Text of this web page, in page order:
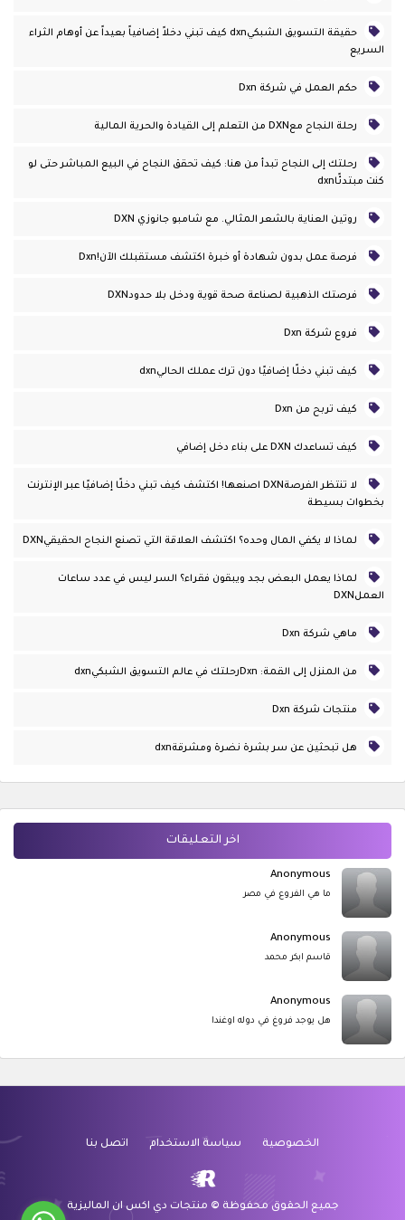
حقيقة التسويق الشبكيdxn كيف تبني دخلاً إضافياً بعيداً عن أوهام الثراء
السريع
حكم العمل في شركة Dxn
رحلة النجاح معDXN من التعلم إلى القيادة والحرية المالية
رحلتك إلى النجاح تبدأ من هنا: كيف تحقق النجاح في البيع المباشر حتى لو
كنت مبتدئًاdxn
روتين العناية بالشعر المثالي. مع شامبو جانوزي DXN
فرصة عمل بدون شهادة أو خبرة اكتشف مستقبلك الآن!dxn
فرصتك الذهبية لصناعة صحة قوية ودخل بلا حدودDXN
فروع شركة Dxn
كيف تبني دخلًا إضافيًا دون ترك عملك الحاليdxn
كيف تربح من Dxn
كيف تساعدك DXN على بناء دخل إضافي
لا تنتظر الفرصةDXN اصنعها! اكتشف كيف تبني دخلًا إضافيًا عبر الإنترنت
بخطوات بسيطة
لماذا لا يكفي المال وحده؟ اكتشف العلاقة التي تصنع النجاح الحقيقيDXN
لماذا يعمل البعض بجد ويبقون فقراء؟ السر ليس في عدد ساعات
العملDXN
ماهي شركة Dxn
من المنزل إلى القمة: Dxnرحلتك في عالم التسويق الشبكيdxn
منتجات شركة Dxn
هل تبحثين عن سر بشرة نضرة ومشرقةdxn
اخر التعليقات
Anonymous
ما هي الفروع في مصر
Anonymous
قاسم ابكر محمد
Anonymous
هل يوجد فروغ في دوله اوغندا
الخصوصية سياسة الاستخدام اتصل بنا
جميع الحقوق محفوظة © منتجات دي اكس ان الماليزية